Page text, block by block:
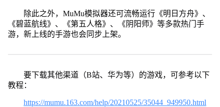
除此之外，MuMu模拟器还可流畅运行《明日方舟》、
《碧蓝航线》、《第五人格》、《阴阳师》等多款热门手
游，新上线的手游也会同步上架。
要下载其他渠道（B站、华为等）的游戏，可参考以下
教程：
https://mumu.163.com/help/20210525/35044_949950.html